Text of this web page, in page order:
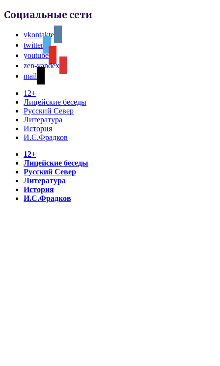
Социальные сети
vkontakte
twitter
youtube
zen-yandex
mail
12+
Лицейские беседы
Русский Север
Литература
История
И.С.Фрадков
12+
Лицейские беседы
Русский Север
Литература
История
И.С.Фрадков